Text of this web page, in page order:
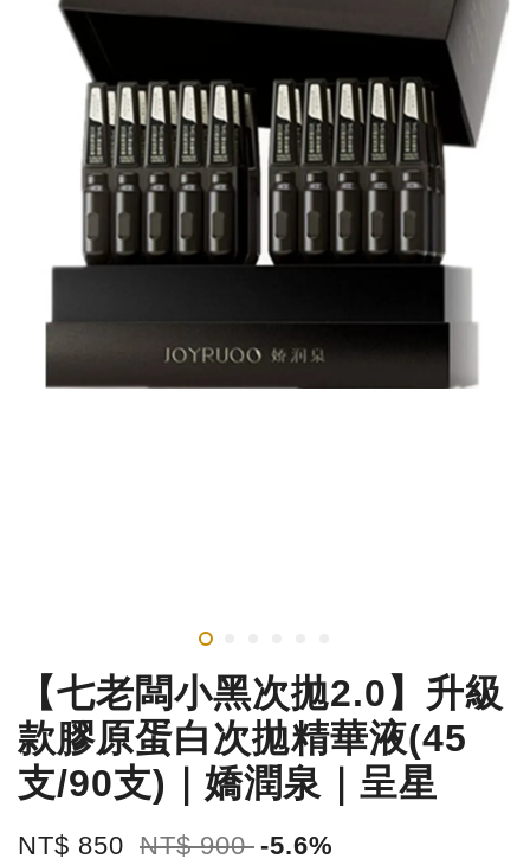
【七老闆小黑次拋2.0】升級
款膠原蛋白次拋精華液(45
支/90支)｜嬌潤泉｜呈星
NT$ 850 NT$ 900 -5.6%